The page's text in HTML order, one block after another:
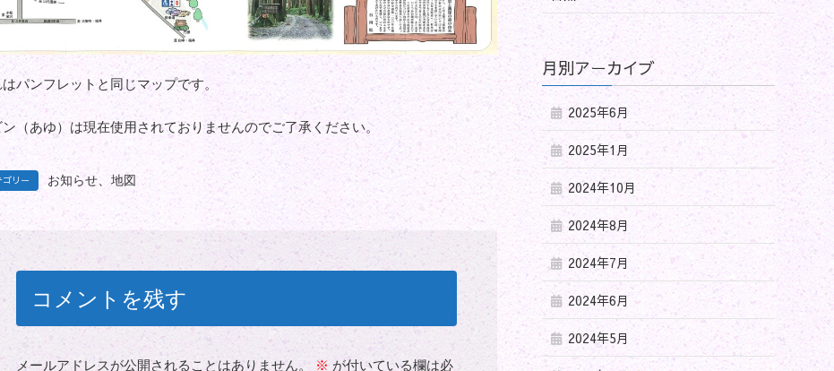
はパンフレットと同じマップです。
（あゆ）は現在使用されておりませんのでご了承ください。
ゴリー お知らせ 、地図
コメントを残す
メールアドレスが公開されることはありません。 ※ が付いている欄は必
月別アーカイブ
2025年6月
2025年1月
2024年10月
2024年8月
2024年7月
2024年6月
2024年5月